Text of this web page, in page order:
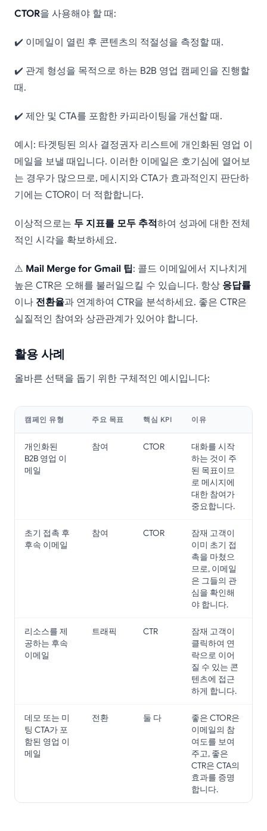
CTOR을 사용해야 할 때:
✔️ 이메일이 열린 후 콘텐츠의 적절성을 측정할 때.
✔️ 관계 형성을 목적으로 하는 B2B 영업 캠페인을 진행할
때.
✔️ 제안 및 CTA를 포함한 카피라이팅을 개선할 때.
예시: 타겟팅된 의사 결정권자 리스트에 개인화된 영업 이
메일을 보낼 때입니다. 이러한 이메일은 호기심에 열어보
는 경우가 많으므로, 메시지와 CTA가 효과적인지 판단하
기에는 CTOR이 더 적합합니다.
이상적으로는 두 지표를 모두 추적하여 성과에 대한 전체
적인 시각을 확보하세요.
⚠️ Mail Merge for Gmail 팁: 콜드 이메일에서 지나치게
높은 CTR은 오해를 불러일으킬 수 있습니다. 항상 응답률
이나 전환율과 연계하여 CTR을 분석하세요. 좋은 CTR은
실질적인 참여와 상관관계가 있어야 합니다.
활용 사례
올바른 선택을 돕기 위한 구체적인 예시입니다:
캠페인 유형 주요 목표 핵심 KPI 이유
개인화된
B2B 영업 이
메일
참여 CTOR
대화를 시작
하는 것이 주
된 목표이므
로 메시지에
대한 참여가
중요합니다.
초기 접촉 후
후속 이메일
참여 CTOR
잠재 고객이
이미 초기 접
촉을 마쳤으
므로, 이메일
은 그들의 관
심을 확인해
야 합니다.
리소스를 제
공하는 후속
이메일
트래픽 CTR
잠재 고객이
클릭하여 연
락으로 이어
질 수 있는 콘
텐츠에 접근
하게 합니다.
데모 또는 미
팅 CTA가 포
함된 영업 이
메일
전환 둘 다
좋은 CTOR은
이메일의 참
여도를 보여
주고, 좋은
CTR은 CTA의
효과를 증명
합니다.